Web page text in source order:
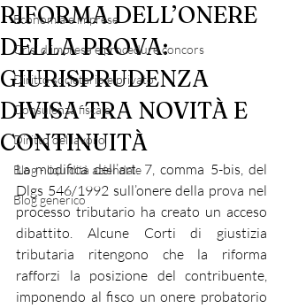
Economia e imprese
Crisi d'impresa e procedure concors
Diritto societario e privato
Consulenza fiscale
Diritto del lavoro
Blog - liquidità aziendale
Blog generico
RIFORMA DELL’ONERE
DELLA PROVA:
GIURISPRUDENZA
DIVISA TRA NOVITÀ E
CONTINUITÀ
La modifica dell’art. 7, comma 5-bis, del
Dlgs 546/1992 sull’onere della prova nel
processo tributario ha creato un acceso
dibattito. Alcune Corti di giustizia
tributaria ritengono che la riforma
rafforzi la posizione del contribuente,
imponendo al fisco un onere probatorio